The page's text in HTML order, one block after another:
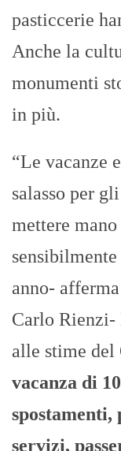
pasticcerie
Anche la
monumenti
in più.
“Le vacanze
salasso per
mettere
anno-
Carlo Rienzi-
alle stime del
vacanza di
servizi,